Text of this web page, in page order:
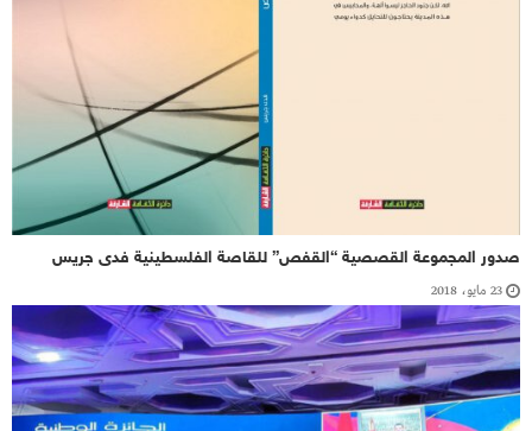
صدور المجموعة القصصية “القفص” للقاصة الفلسطينية فدى جريس
23 مايو، 2018